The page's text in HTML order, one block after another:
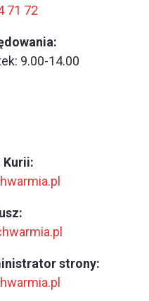
71 72
9.00-14.00
Kurii:
strony: